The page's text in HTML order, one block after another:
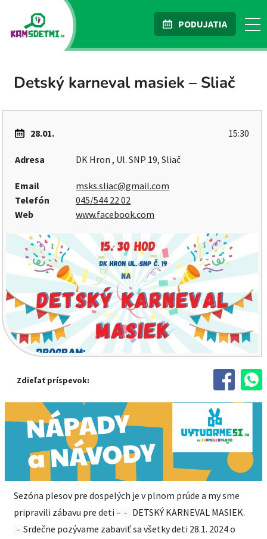
PODUJATIA
Detský karneval masiek – Sliač
28.01. 15:30
Adresa DK Hron , Ul. SNP 19, Sliač
Email
msks.sliac@gmail.com
Telefón
045/544 22 02
Web
www.facebook.com
Zdieľať príspevok:
Sezóna plesov pre dospelých je v plnom prúde a my sme
pripravili zábavu pre deti –
DETSKÝ KARNEVAL MASIEK.
Srdečne pozývame zabaviť sa všetky deti 28.1. 2024 o